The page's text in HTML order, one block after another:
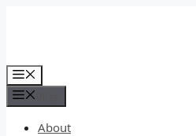
로
건
너
뉴
About